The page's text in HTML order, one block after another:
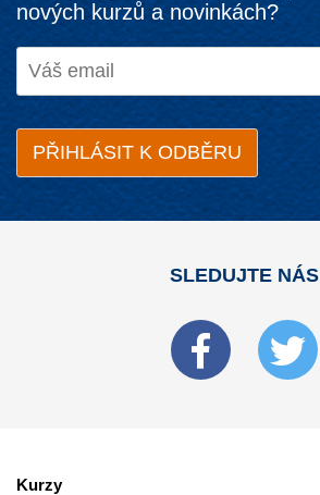
nových kurzů a novinkách?
SLEDUJTE NÁS
Kurzy